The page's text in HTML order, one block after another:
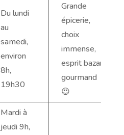
Du lundi
au
samedi,
environ
8h,
19h30
Grande
épicerie,
choix
immense,
esprit bazar
gourmand
😍
Mardi à
jeudi 9h,